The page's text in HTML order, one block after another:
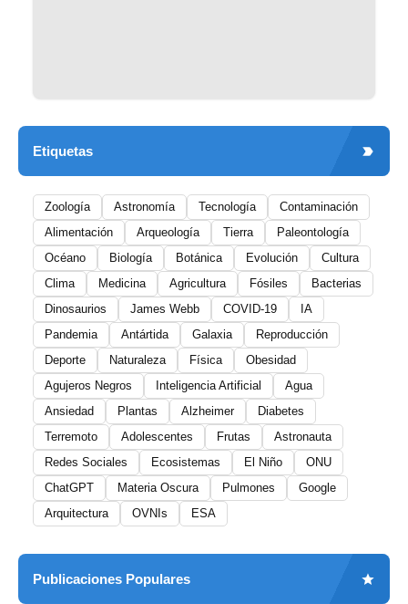
Etiquetas
Zoología Astronomía Tecnología
Contaminación
Alimentación
Arqueología Tierra
Paleontología
Océano
Biología Botánica Evolución
Cultura
Clima
Medicina Agricultura Fósiles
Bacterias
Dinosaurios
James Webb COVID-19
IA
Pandemia
Antártida Galaxia
Reproducción
Deporte
Naturaleza Física
Obesidad
Agujeros Negros
Inteligencia Artificial
Agua
Ansiedad
Plantas Alzheimer
Diabetes
Terremoto
Adolescentes Frutas
Astronauta
Redes Sociales
Ecosistemas El Niño
ONU
ChatGPT
Materia Oscura Pulmones
Google
Arquitectura
OVNIs ESA
Publicaciones Populares